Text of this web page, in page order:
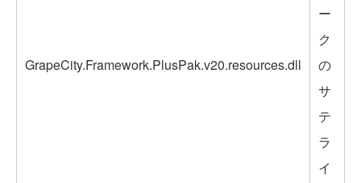
GrapeCity.Framework.PlusPak.v20.resources.dll
ー
ク
の
サ
テ
ラ
イ